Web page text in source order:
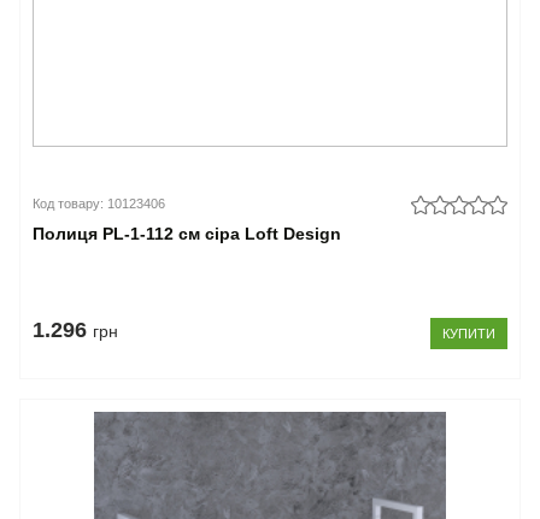
Код товару: 10123406
Полиця PL-1-112 см сіра Loft Design
1.296 грн КУПИТИ